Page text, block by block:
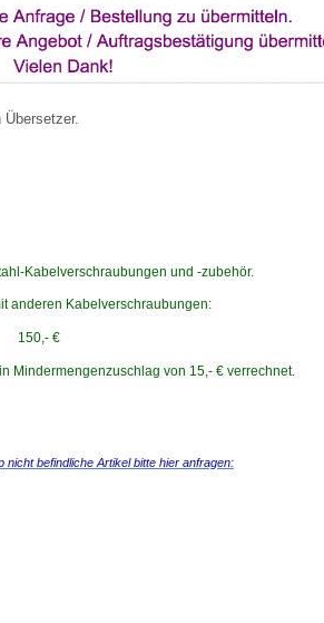
Kabelverschraubungen und -zubehör.
anderen Kabelverschraubungen:
150,- €
Mindermengenzuschlag von 15,- € verrechnet.
nicht befindliche Artikel bitte hier anfragen: